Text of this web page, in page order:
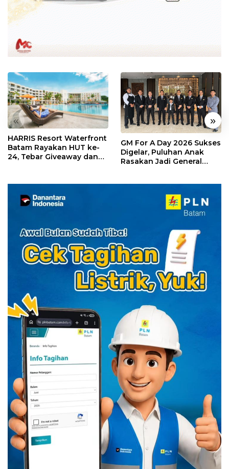
« »
HARRIS Resort Waterfront
Batam Rayakan HUT ke-
24, Tebar Giveaway dan
GM For A Day 2026 Sukses
Digelar, Puluhan Anak
Rasakan Jadi General